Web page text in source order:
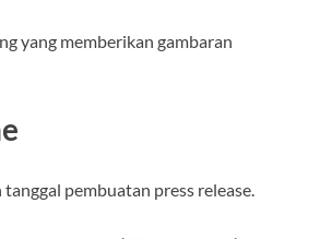
yang memberikan gambaran
pembuatan press release.